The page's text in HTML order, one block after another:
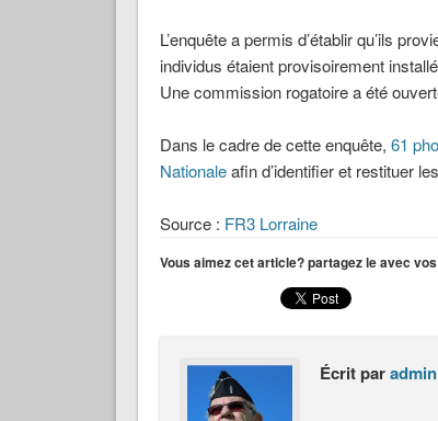
L’enquête a permis d’établir qu’ils
individus étaient provisoirement
Une commission rogatoire a été
Dans le cadre de cette enquête, 61
Nationaleafin d’identifier et restituer
Source : FR3 Lorraine
Vous aimez cet article? partagez le avec
Écrit paradmin